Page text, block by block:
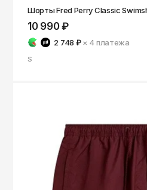
Шорты Fred Perry Classic
10 990 ₽
2 748 ₽ × 4платежа
S